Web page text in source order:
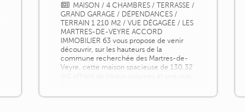
MAISON / 4 CHAMBRES / TERRASSE /
GRAND GARAGE / DÉPENDANCES /
TERRAIN 1 210 M2 / VUE DÉGAGÉE / LES
MARTRES-DE-VEYRE ACCORD
IMMOBILIER 63 vous propose de venir
découvrir, sur les hauteurs de la
commune recherchée des Martres-de-
Veyre, cette maison spacieuse de 130.32